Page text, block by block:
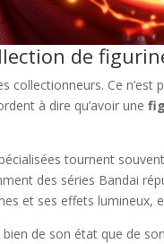
de
Ce n’est
à dire qu’avoir une
tournent
des séries Bandai
et ses effets lumineux,
bien de son état que de